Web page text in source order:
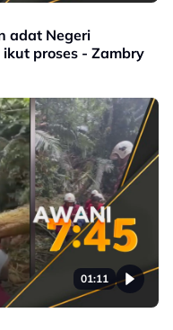
adat Negeri
proses - Zambry
01:11